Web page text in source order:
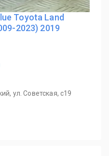
Toyota Land
2023) 2019
ул. Советская, с19